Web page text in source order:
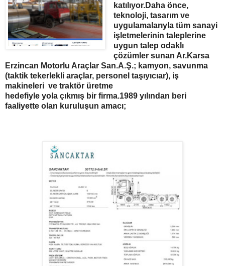
katılıyor.Daha önce,
teknoloji, tasarım ve
uygulamalarıyla tüm sanayi
işletmelerinin taleplerine
uygun talep odaklı
çözümler sunan Ar.Karsa
Erzincan Motorlu Araçlar San.A.Ş.; kamyon, savunma
(taktik tekerlekli araçlar, personel taşıyıcıar), iş
makineleri ve traktör üretme
hedefiyle yola çıkmış bir firma.1989 yılından beri
faaliyette olan kuruluşun amacı;